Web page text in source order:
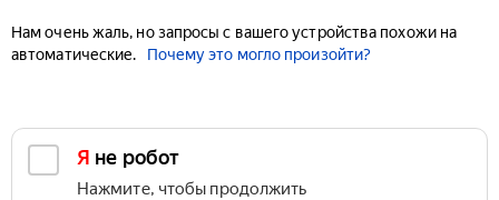
Нам очень жаль, но запросы с вашего устройства похожи на
автоматические.
Почему это могло произойти?
Я не робот
Нажмите, чтобы продолжить